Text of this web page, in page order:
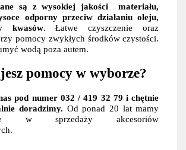
są z wysokiej jakości materiału,
odporny przeciw działaniu oleju,
kwasów. Łatwe czyszczenie oraz
pomocy zwykłych środków czystości.
wodą poza autem.
pomocy w wyborze?
pod numer 032 / 419 32 79 i chętnie
doradzimy. Od ponad 20 lat mamy
w sprzedaży akcesoriów